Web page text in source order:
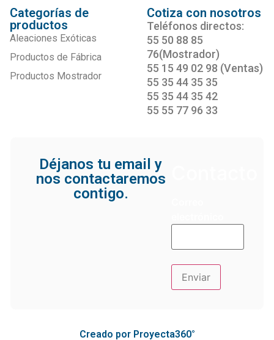
Categorías de
productos
Aleaciones Exóticas
Productos de Fábrica
Productos Mostrador
Cotiza con nosotros
Teléfonos directos:
55 50 88 85
76(Mostrador)
55 15 49 02 98 (Ventas)
55 35 44 35 35
55 35 44 35 42
55 55 77 96 33
Déjanos tu email y
nos contactaremos
contigo.
Creado por Proyecta360°